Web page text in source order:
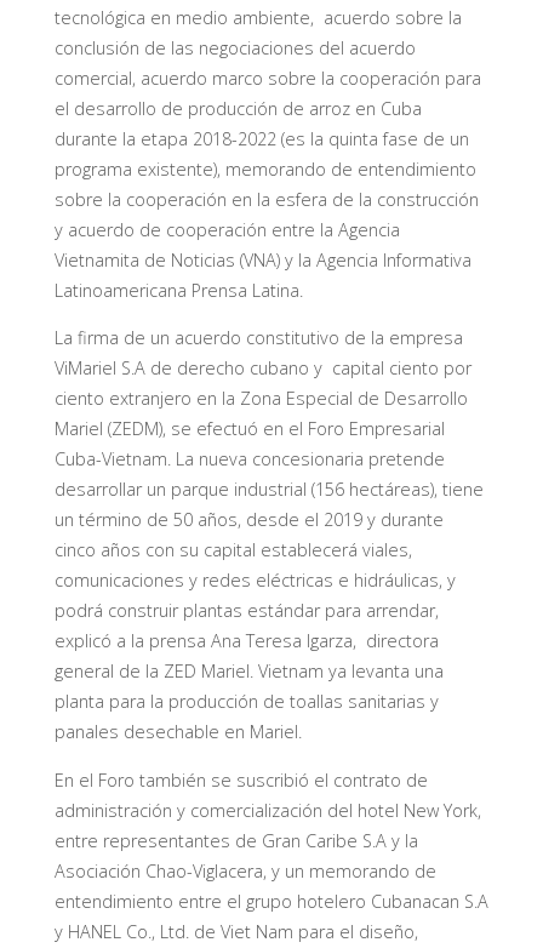
tecnológica en medio ambiente, acuerdo sobre la
conclusión de las negociaciones del acuerdo
comercial, acuerdo marco sobre la cooperación para
el desarrollo de producción de arroz en Cuba
durante la etapa 2018-2022 (es la quinta fase de un
programa existente), memorando de entendimiento
sobre la cooperación en la esfera de la construcción
y acuerdo de cooperación entre la Agencia
Vietnamita de Noticias (VNA) y la Agencia Informativa
Latinoamericana Prensa Latina.
La firma de un acuerdo constitutivo de la empresa
ViMariel S.A de derecho cubano y capital ciento por
ciento extranjero en la Zona Especial de Desarrollo
Mariel (ZEDM), se efectuó en el Foro Empresarial
Cuba-Vietnam. La nueva concesionaria pretende
desarrollar un parque industrial (156 hectáreas), tiene
un término de 50 años, desde el 2019 y durante
cinco años con su capital establecerá viales,
comunicaciones y redes eléctricas e hidráulicas, y
podrá construir plantas estándar para arrendar,
explicó a la prensa Ana Teresa Igarza, directora
general de la ZED Mariel. Vietnam ya levanta una
planta para la producción de toallas sanitarias y
panales desechable en Mariel.
En el Foro también se suscribió el contrato de
administración y comercialización del hotel New York,
entre representantes de Gran Caribe S.A y la
Asociación Chao-Viglacera, y un memorando de
entendimiento entre el grupo hotelero Cubanacan S.A
y HANEL Co., Ltd. de Viet Nam para el diseño,